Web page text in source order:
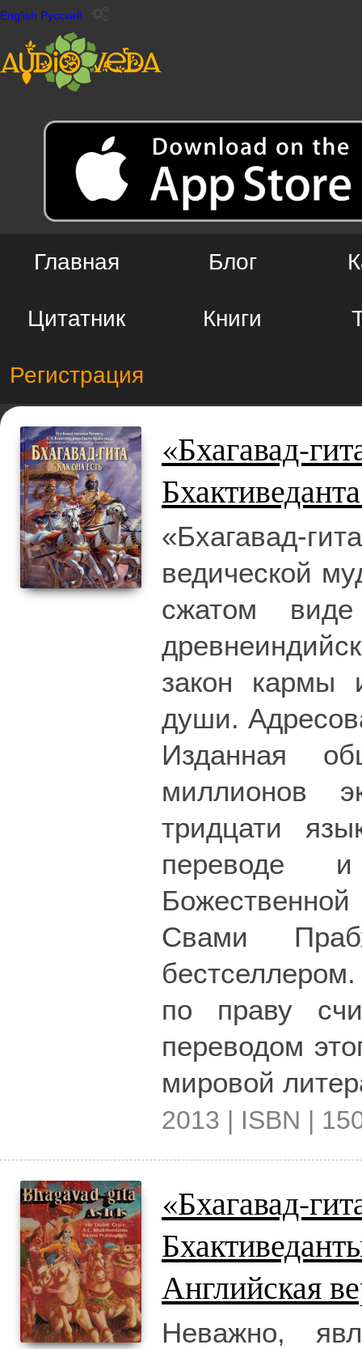
English Русский
Главная Блог
Цитатник Книги
Регистрация
«Бхагавад-
«Бхагавад-
ведической
сжатом
закон кармы
души.
Изданная
миллионов
тридцати
переводе
Свами
по праву
переводом
мировой
2013 | ISBN |
«Бхагавад-
Английская
Неважно,